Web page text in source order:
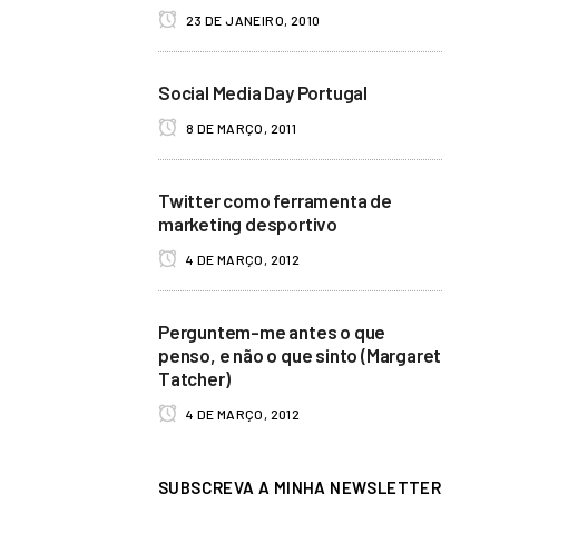
23 DE JANEIRO, 2010
Social Media Day Portugal
8 DE MARÇO, 2011
Twitter como ferramenta de
marketing desportivo
4 DE MARÇO, 2012
Perguntem-me antes o que
penso, e não o que sinto (Margaret
Tatcher)
4 DE MARÇO, 2012
SUBSCREVA A MINHA NEWSLETTER